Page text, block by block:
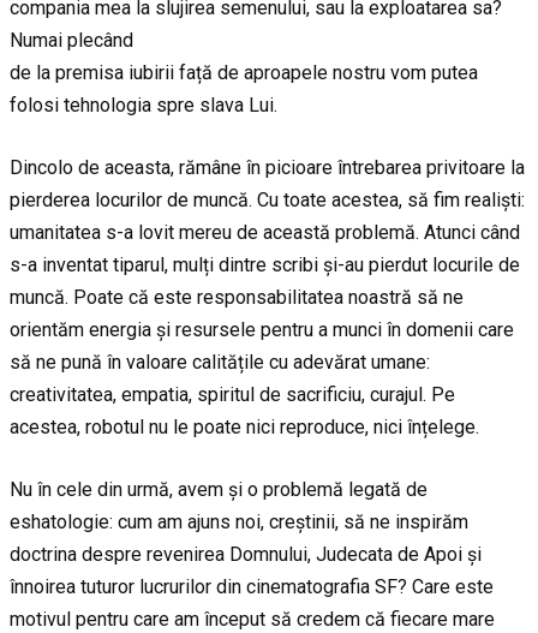
compania mea la slujirea semenului, sau la exploatarea sa?
Numai plecând
de la premisa iubirii față de aproapele nostru vom putea
folosi tehnologia spre slava Lui.
Dincolo de aceasta, rămâne în picioare întrebarea privitoare la
pierderea locurilor de muncă. Cu toate acestea, să fim realiști:
umanitatea s-a lovit mereu de această problemă. Atunci când
s-a inventat tiparul, mulți dintre scribi și-au pierdut locurile de
muncă. Poate că este responsabilitatea noastră să ne
orientăm energia și resursele pentru a munci în domenii care
să ne pună în valoare calitățile cu adevărat umane:
creativitatea, empatia, spiritul de sacrificiu, curajul. Pe
acestea, robotul nu le poate nici reproduce, nici înțelege.
Nu în cele din urmă, avem și o problemă legată de
eshatologie: cum am ajuns noi, creștinii, să ne inspirăm
doctrina despre revenirea Domnului, Judecata de Apoi și
înnoirea tuturor lucrurilor din cinematografia SF? Care este
motivul pentru care am început să credem că fiecare mare